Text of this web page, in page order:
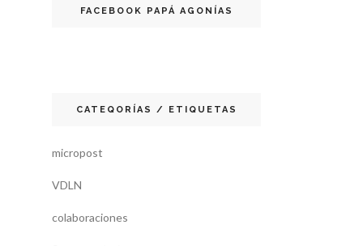
FACEBOOK PAPÁ AGONÍAS
CATEQORÍAS / ETIQUETAS
micropost
VDLN
colaboraciones